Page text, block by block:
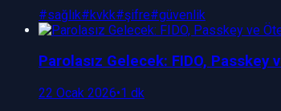
#sağlık#kvkk#şifre#güvenlik
Parolasız Gelecek: FIDO, Passkey
22 Ocak 2026•1 dk